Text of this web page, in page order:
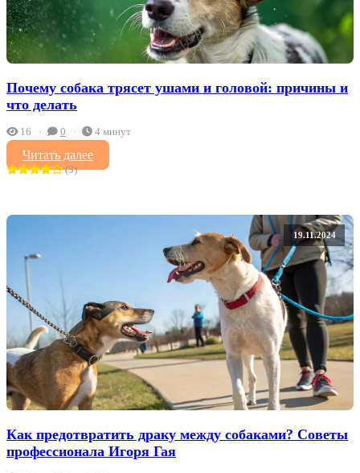
Почему собака трясет ушами и головой: причины и
что делать
16 0 4 минут
Читать далее
(3)
19.11.2024
Как предотвратить драку между собаками? Советы
профессионала Игоря Гая